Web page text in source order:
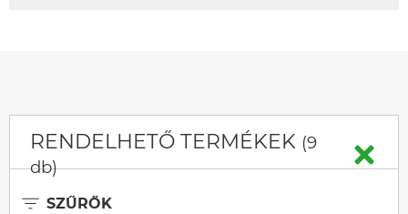
RENDELHETŐ TERMÉKEK (9
db)
SZŰRŐK